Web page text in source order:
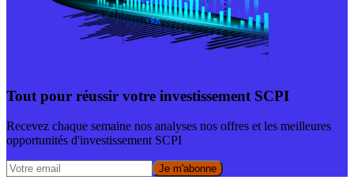
Tout pour réussir votre investissement SCPI
Recevez chaque semaine nos analyses nos offres et les meilleures
opportunités d'investissement SCPI
Je m'abonne